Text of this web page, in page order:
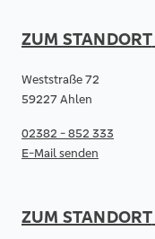
ZUM STANDORT
Weststraße 72
59227 Ahlen
02382 - 852 333
E-Mail senden
ZUM STANDORT